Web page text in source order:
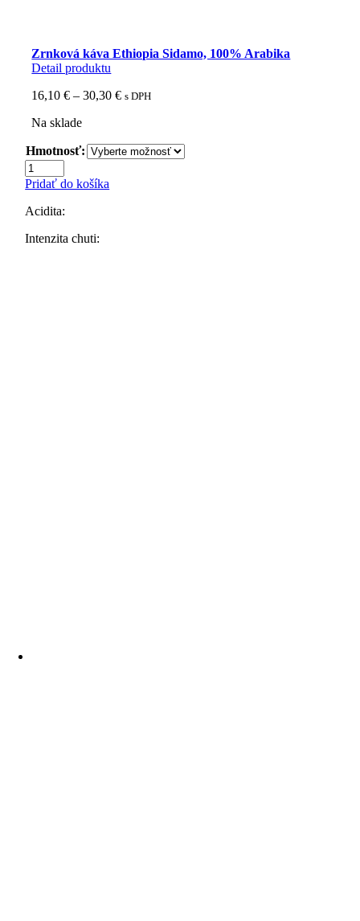
Zrnková káva Ethiopia Sidamo, 100% Arabika
Detail produktu
16,10€ – 30,30€Price
30,30 €
s DPH
Na sklade
Hmotnosť:
množstvo
Zrnková
Ethiopia
100%
Pridať do košíka
Acidita:
Intenzita chuti: